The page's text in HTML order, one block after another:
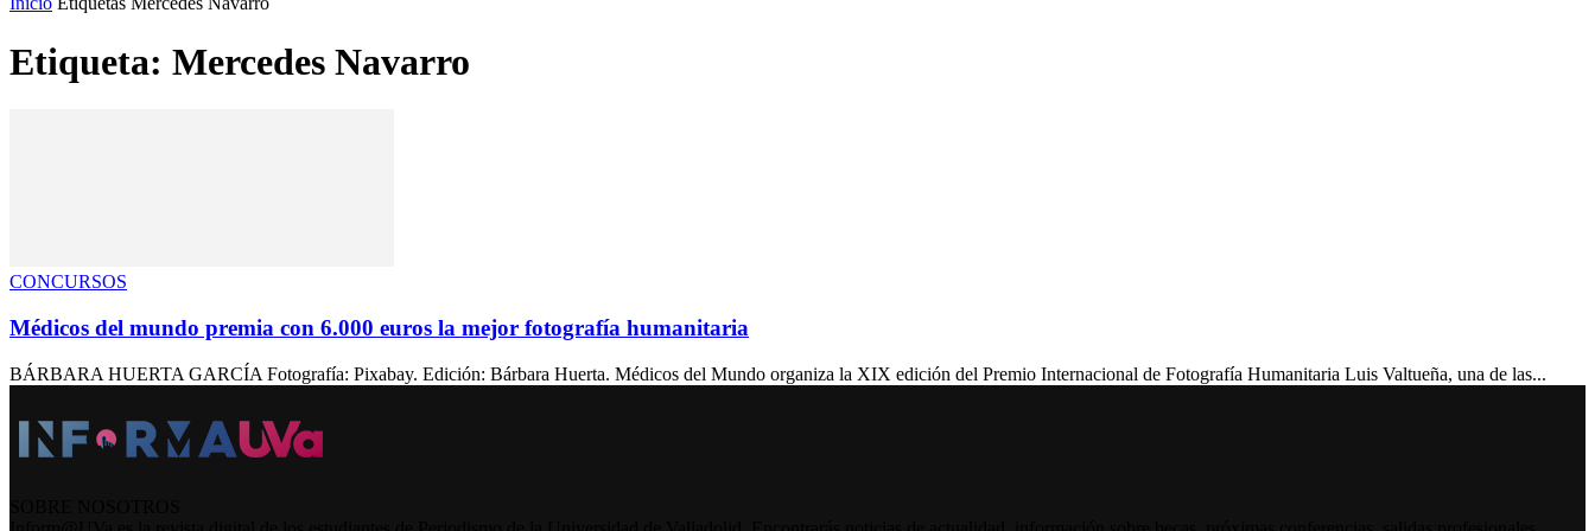
Etiqueta: Mercedes Navarro
CONCURSOS
Médicos del mundo premia con 6.000 euros la mejor fotografía humanitaria
BÁRBARA HUERTA GARCÍA Fotografía: Pixabay. Edición: Bárbara Huerta. Médicos del Mundo organiza la XIX edición del Premio Internacional de Fotografía Humanitaria Luis Valtueña, una de las...